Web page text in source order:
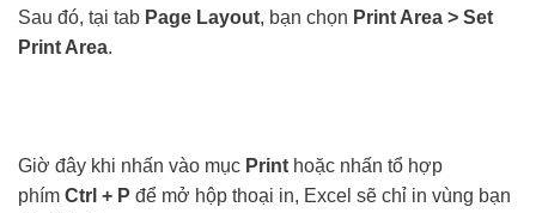
Sau đó, tại tab Page Layout, bạn chọn Print Area > Set
Print Area.
Giờ đây khi nhấn vào mục Print hoặc nhấn tổ hợp
phím Ctrl + P để mở hộp thoại in, Excel sẽ chỉ in vùng bạn